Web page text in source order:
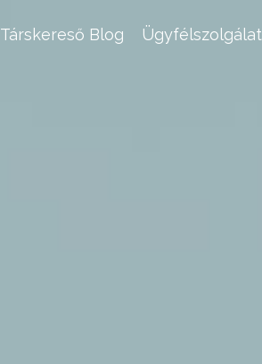
Társkereső Blog Ügyfélszolgálat